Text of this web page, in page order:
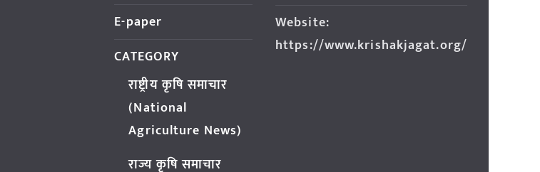
E-paper
CATEGORY
राष्ट्रीय कृषि समाचार
(National
Agriculture News)
राज्य कृषि समाचार
Website:
https://www.krishakjagat.org/